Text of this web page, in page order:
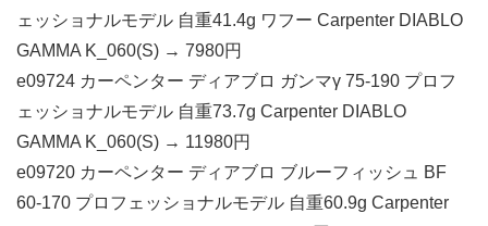
ェッショナルモデル 自重41.4g ワフー Carpenter DIABLO
GAMMA K_060(S) → 7980円
e09724 カーペンター ディアブロ ガンマγ 75-190 プロフ
ェッショナルモデル 自重73.7g Carpenter DIABLO
GAMMA K_060(S) → 11980円
e09720 カーペンター ディアブロ ブルーフィッシュ BF
60-170 プロフェッショナルモデル 自重60.9g Carpenter